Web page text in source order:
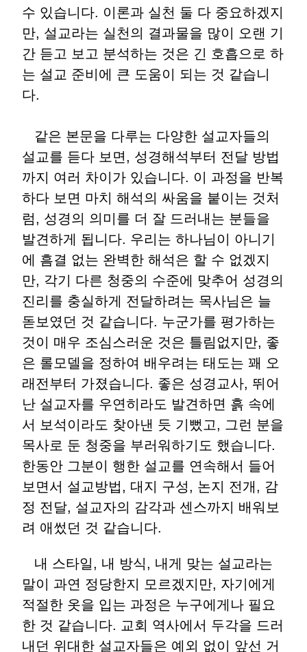
수 있습니다. 이론과 실천 둘 다 중요하겠지
만, 설교라는 실천의 결과물을 많이 오랜 기
간 듣고 보고 분석하는 것은 긴 호흡으로 하
는 설교 준비에 큰 도움이 되는 것 같습니
다.
같은 본문을 다루는 다양한 설교자들의
설교를 듣다 보면, 성경해석부터 전달 방법
까지 여러 차이가 있습니다. 이 과정을 반복
하다 보면 마치 해석의 싸움을 붙이는 것처
럼, 성경의 의미를 더 잘 드러내는 분들을
발견하게 됩니다. 우리는 하나님이 아니기
에 흠결 없는 완벽한 해석은 할 수 없겠지
만, 각기 다른 청중의 수준에 맞추어 성경의
진리를 충실하게 전달하려는 목사님은 늘
돋보였던 것 같습니다. 누군가를 평가하는
것이 매우 조심스러운 것은 틀림없지만, 좋
은 롤모델을 정하여 배우려는 태도는 꽤 오
래전부터 가졌습니다. 좋은 성경교사, 뛰어
난 설교자를 우연히라도 발견하면 흙 속에
서 보석이라도 찾아낸 듯 기뻤고, 그런 분을
목사로 둔 청중을 부러워하기도 했습니다.
한동안 그분이 행한 설교를 연속해서 들어
보면서 설교방법, 대지 구성, 논지 전개, 감
정 전달, 설교자의 감각과 센스까지 배워보
려 애썼던 것 같습니다.
내 스타일, 내 방식, 내게 맞는 설교라는
말이 과연 정당한지 모르겠지만, 자기에게
적절한 옷을 입는 과정은 누구에게나 필요
한 것 같습니다. 교회 역사에서 두각을 드러
내던 위대한 설교자들은 예외 없이 앞선 거